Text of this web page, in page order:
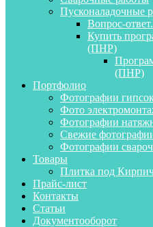
Пусконаладочные
Вопрос-
Купить
(ПНР)
(ПНР)
Портфолио
Фотографии
Фото
Фотографии
Свежие
Фотографии
Товары
Плитка под
Прайс-лист
Контакты
Статьи
Документооборот